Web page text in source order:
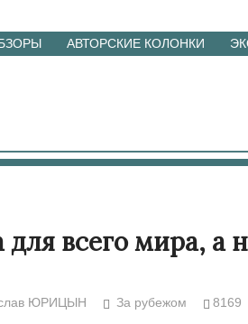
АВТОРСКИЕ КОЛОНКИ
всего мира, а
ЮРИЦЫН За рубежом 8169